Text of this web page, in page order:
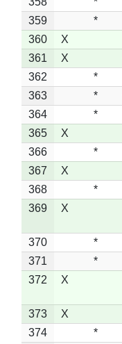
359
*
360
X
361
X
362
*
363
*
364
*
365
X
366
*
367
X
368
*
369
X
370 *
371
*
372
X
373 X
374
*